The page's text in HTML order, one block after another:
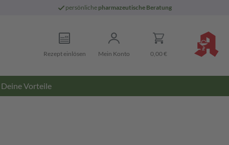
persönliche pharmazeutische Beratung
Rezept einlösen Mein Konto 0,00 €
Deine Vorteile